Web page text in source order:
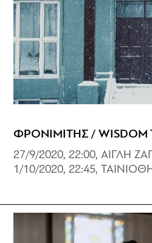
ΦΡΟΝΙΜΙΤΗΣ / WISDOM
27/9/2020, 22:00, ΑΙΓΛΗ
1/10/2020, 22:45,